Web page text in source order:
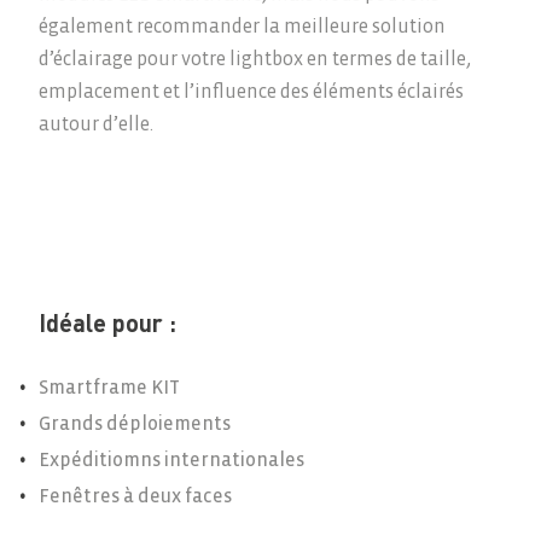
Eco Solutions
Nous
Que Faisons Nous
Nouvelles
également recommander la meilleure solution
d’éclairage pour votre lightbox en termes de taille,
emplacement et l’influence des éléments éclairés
autour d’elle.
Idéale pour :
Smartframe KIT
Grands déploiements
Expéditiomns internationales
Fenêtres à deux faces